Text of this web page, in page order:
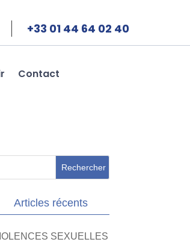
+33 01 44 64 02 40
Contact
Articles récents
SEXUELLES